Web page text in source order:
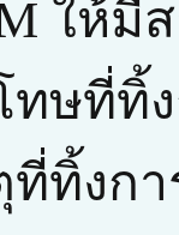
ให้มี
ษที่ทิ้ง
ทิ้งกา